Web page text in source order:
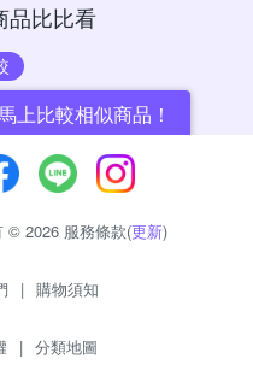
品比比看
上比較相似商品！
© 2026 服務條款(更新)
| 購物須知
| 分類地圖